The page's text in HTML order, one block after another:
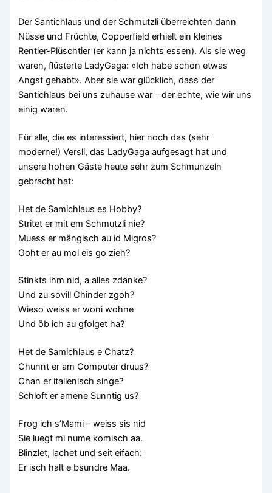
Der Santichlaus und der Schmutzli überreichten dann
Nüsse und Früchte, Copperfield erhielt ein kleines
Rentier-Plüschtier (er kann ja nichts essen). Als sie weg
waren, flüsterte LadyGaga: «Ich habe schon etwas
Angst gehabt». Aber sie war glücklich, dass der
Santichlaus bei uns zuhause war – der echte, wie wir uns
einig waren.
Für alle, die es interessiert, hier noch das (sehr
moderne!) Versli, das LadyGaga aufgesagt hat und
unsere hohen Gäste heute sehr zum Schmunzeln
gebracht hat:
Het de Samichlaus es Hobby?
Stritet er mit em Schmutzli nie?
Muess er mängisch au id Migros?
Goht er au mol eis go zieh?
Stinkts ihm nid, a alles zdänke?
Und zu sovill Chinder zgoh?
Wieso weiss er woni wohne
Und öb ich au gfolget ha?
Het de Samichlaus e Chatz?
Chunnt er am Computer druus?
Chan er italienisch singe?
Schloft er amene Sunntig us?
Frog ich s’Mami – weiss sis nid
Sie luegt mi nume komisch aa.
Blinzlet, lachet und seit eifach:
Er isch halt e bsundre Maa.